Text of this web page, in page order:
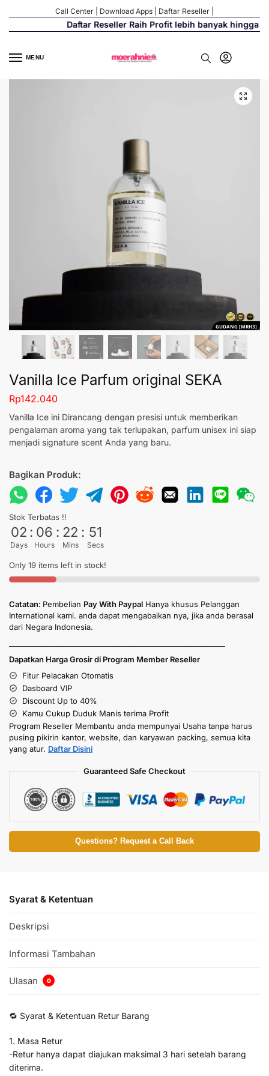
Call Center Download Apps Daftar Reseller
Daftar Reseller Raih Profit lebih banyak hingga
MENU
GUDANG [MRH3]
Vanilla Ice Parfum original SEKA
Rp142.040
Vanilla Ice ini Dirancang dengan presisi untuk memberikan
pengalaman aroma yang tak terlupakan, parfum unisex ini siap
menjadi signature scent Anda yang baru.
Bagikan Produk:
Stok Terbatas !!
02
Days
: 06
Hours
: 22
Mins
: 50
Secs
Only 19 items left in stock!
Catatan: Pembelian Pay With Paypal Hanya khusus Pelanggan
International kami. anda dapat mengabaikan nya, jika anda berasal
dari Negara Indonesia.
Dapatkan Harga Grosir di Program Member Reseller
Fitur Pelacakan Otomatis
Dasboard VIP
Discount Up to 40%
Kamu Cukup Duduk Manis terima Profit
Program Reseller Membantu anda mempunyai Usaha tanpa harus
pusing pikirin kantor, website, dan karyawan packing, semua kita
yang atur. Daftar Disini
Guaranteed Safe Checkout
Questions? Request a Call Back
Syarat & Ketentuan
Deskripsi
Informasi Tambahan
Ulasan 0
🔁 Syarat & Ketentuan Retur Barang
1. Masa Retur
-Retur hanya dapat diajukan maksimal 3 hari setelah barang
diterima.